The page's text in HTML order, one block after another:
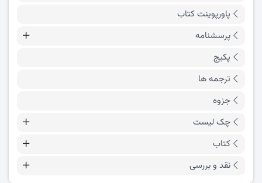
پاورپوینت کتاب
پرسشنامه
پکیج
ترجمه ها
جزوه
چک لیست
کتاب
نقد و بررسی